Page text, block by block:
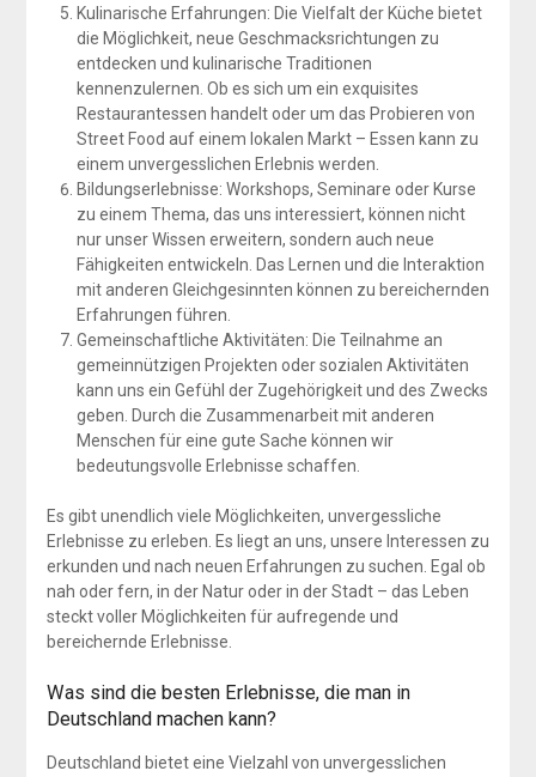
Kulinarische Erfahrungen: Die Vielfalt der Küche bietet
die Möglichkeit, neue Geschmacksrichtungen zu
entdecken und kulinarische Traditionen
kennenzulernen. Ob es sich um ein exquisites
Restaurantessen handelt oder um das Probieren von
Street Food auf einem lokalen Markt – Essen kann zu
einem unvergesslichen Erlebnis werden.
Bildungserlebnisse: Workshops, Seminare oder Kurse
zu einem Thema, das uns interessiert, können nicht
nur unser Wissen erweitern, sondern auch neue
Fähigkeiten entwickeln. Das Lernen und die Interaktion
mit anderen Gleichgesinnten können zu bereichernden
Erfahrungen führen.
Gemeinschaftliche Aktivitäten: Die Teilnahme an
gemeinnützigen Projekten oder sozialen Aktivitäten
kann uns ein Gefühl der Zugehörigkeit und des Zwecks
geben. Durch die Zusammenarbeit mit anderen
Menschen für eine gute Sache können wir
bedeutungsvolle Erlebnisse schaffen.
Es gibt unendlich viele Möglichkeiten, unvergessliche
Erlebnisse zu erleben. Es liegt an uns, unsere Interessen zu
erkunden und nach neuen Erfahrungen zu suchen. Egal ob
nah oder fern, in der Natur oder in der Stadt – das Leben
steckt voller Möglichkeiten für aufregende und
bereichernde Erlebnisse.
Was sind die besten Erlebnisse, die man in
Deutschland machen kann?
Deutschland bietet eine Vielzahl von unvergesslichen